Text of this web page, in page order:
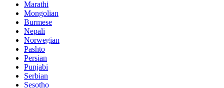
Marathi
Mongolian
Burmese
Nepali
Norwegian
Pashto
Persian
Punjabi
Serbian
Sesotho